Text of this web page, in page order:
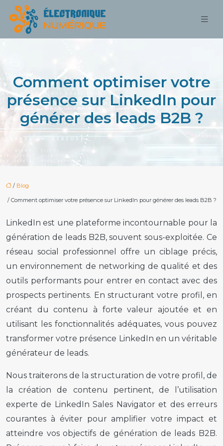
Comment optimiser votre
présence sur LinkedIn pour
générer des leads B2B ?
/ Blog
/ Comment optimiser votre présence sur LinkedIn pour générer des leads B2B ?
LinkedIn est une plateforme incontournable pour la
génération de leads B2B, souvent sous-exploitée. Ce
réseau social professionnel offre un ciblage précis,
un environnement de networking de qualité et des
outils performants pour entrer en contact avec des
prospects pertinents. En structurant votre profil, en
créant du contenu à forte valeur ajoutée et en
utilisant les fonctionnalités adéquates, vous pouvez
transformer votre présence LinkedIn en un véritable
générateur de leads.
Nous traiterons de la structuration de votre profil, de
la création de contenu pertinent, de l’utilisation
experte de LinkedIn Sales Navigator et des erreurs
courantes à éviter pour amplifier votre impact et
atteindre vos objectifs de génération de leads B2B.